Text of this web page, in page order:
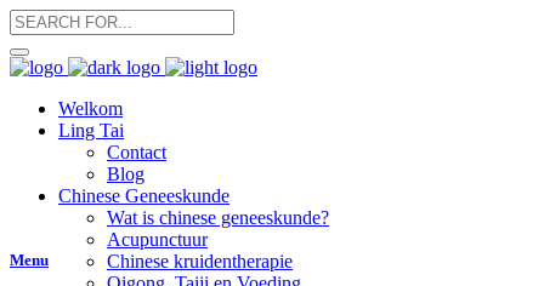
Welkom
Ling Tai
Contact
Blog
Chinese Geneeskunde
Wat is chinese geneeskunde?
Acupunctuur
Chinese kruidentherapie
Menu